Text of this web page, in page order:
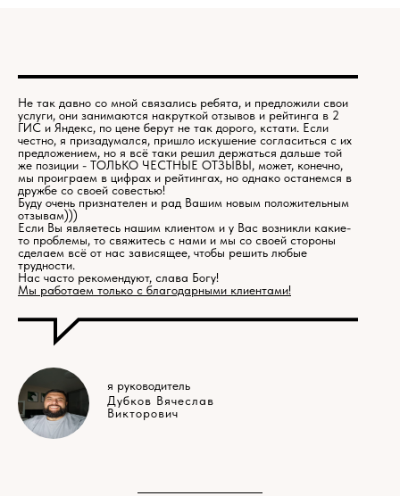
Не так давно со мной связались ребята, и предложили свои
услуги, они занимаются накруткой отзывов и рейтинга в 2
ГИС и Яндекс, по цене берут не так дорого, кстати. Если
честно, я призадумался, пришло искушение согласиться с их
предложением, но я всё таки решил держаться дальше той
же позиции - ТОЛЬКО ЧЕСТНЫЕ ОТЗЫВЫ, может, конечно,
мы проиграем в цифрах и рейтингах, но однако останемся в
дружбе со своей совестью!
Буду очень признателен и рад Вашим новым положительным
отзывам)))
Если Вы являетесь нашим клиентом и у Вас возникли какие-
то проблемы, то свяжитесь с нами и мы со своей стороны
сделаем всё от нас зависящее, чтобы решить любые
трудности.
Нас часто рекомендуют, слава Богу!
Мы работаем только с благодарными клиентами!
я руководитель
Дубков Вячеслав
Викторович